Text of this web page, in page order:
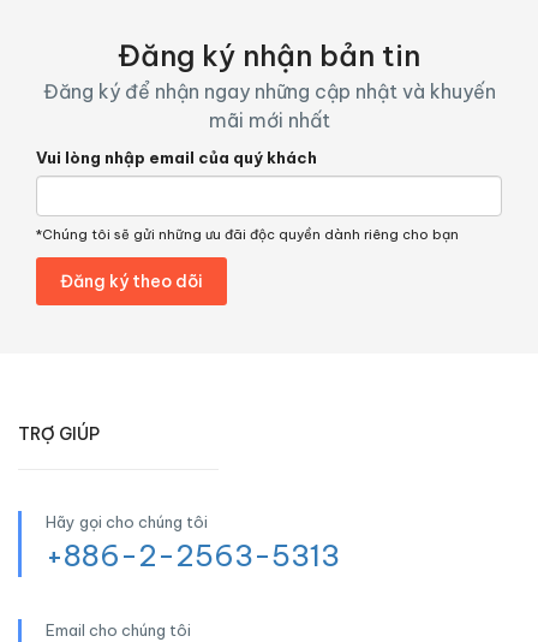
Đăng ký nhận bản tin
Đăng ký để nhận ngay những cập nhật và khuyến
mãi mới nhất
Vui lòng nhập email của quý khách
*Chúng tôi sẽ gửi những ưu đãi độc quyền dành riêng cho bạn
TRỢ GIÚP
Hãy gọi cho chúng tôi
+886-2-2563-5313
Email cho chúng tôi